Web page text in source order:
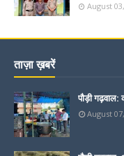
August
ताज़ा ख़बरें
पौड़ी गढ़वाल:
August